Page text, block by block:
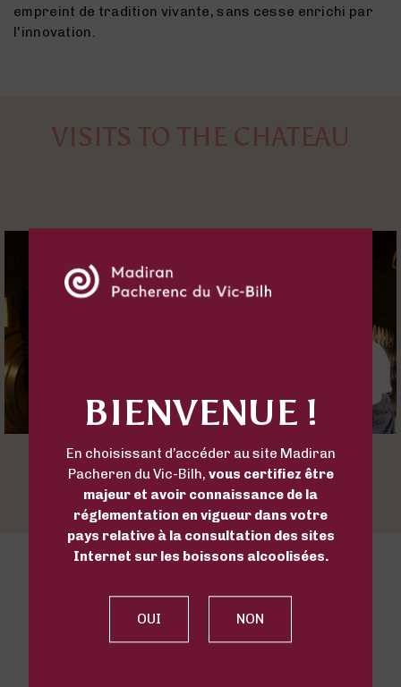
empreint de tradition vivante, sans cesse enrichi par
l'innovation.
VISITS TO THE CHATEAU
How to contact us?
BIENVENUE !
En choisissant d’accéder au site Madiran
Pacheren du Vic-Bilh, vous certifiez être
majeur et avoir connaissance de la
réglementation en vigueur dans votre
pays relative à la consultation des sites
Internet sur les boissons alcoolisées.